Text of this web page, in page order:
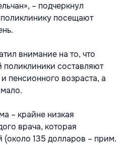
– подчеркнул
посещают
внимание на то, что
составляют
пенсионного возраста, а
– крайне низкая
врача, которая
(около 135 долларов – прим.